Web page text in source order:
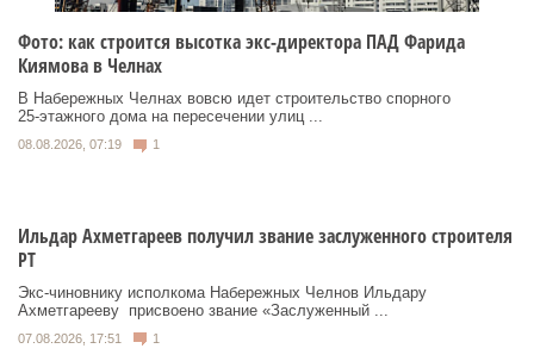
Фото: как строится высотка экс-директора ПАД Фарида
Киямова в Челнах
В Набережных Челнах вовсю идет строительство спорного
25‑этажного дома на пересечении улиц ...
08.08.2026, 07:19 1
Ильдар Ахметгареев получил звание заслуженного строителя
РТ
Экс‑чиновнику исполкома Набережных Челнов Ильдару
Ахметгарееву присвоено звание «Заслуженный ...
07.08.2026, 17:51 1